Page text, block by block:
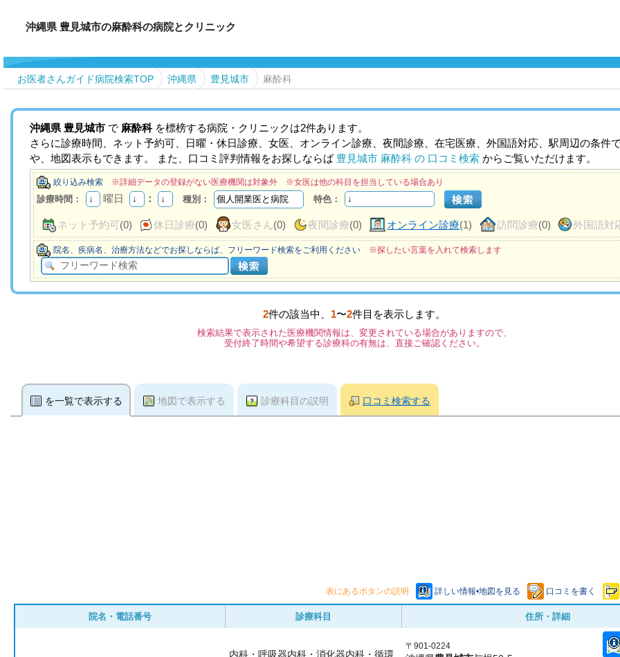
沖縄県 豊見城市の麻酔科の病院とクリニック
お医者さんガイド病院検索TOP 沖縄県 豊見城市 麻酔科
沖縄県 豊見城市 で 麻酔科を標榜する病院・クリニックは2件あります。
さらに診療時間、ネット予約可、日曜・休日診療、女医、オンライン診療、夜間診療、在宅医療、外国語対応、駅周辺の条件
や、地図表示もできます。 また、口コミ評判情報をお探しならば 豊見城市 麻酔科 の 口コミ検索 からご覧いただけます。
絞り込み検索 ※詳細データの登録がない医療機関は対象外 ※女医は他の科目を担当している場合あり
診療時間： 曜日 ： 種別： 特色：
ネット予約可(0) 休日診療(0) 女医さん(0) 夜間診療(0) オンライン診療(1) 訪問診療(0) 外国語対
院名、疾病名、治療方法などでお探しならば、フリーワード検索をご利用ください ※探したい言葉を入れて検索します
2件の該当中、 1〜2件目を表示します。
検索結果で表示された医療機関情報は、変更されている場合がありますので、
受付終了時間や希望する診療科の有無は、直接ご確認ください。
を一覧で表示する 地図で表示する 診療科目の説明 口コミ検索する
表にあるボタンの説明 詳しい情報•地図を見る 口コミを書く
院名・電話番号 診療科目 住所・詳細
内科・呼吸器内科・消化器内科・循環
〒901-0224